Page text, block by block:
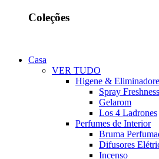
Coleções
Casa
VER TUDO
Higene &
Spray Freshness
Gelarom
Los 4 Ladrones
Perfumes de Interior
Bruma
Difusores
Incenso